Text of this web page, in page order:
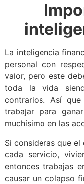
La inteligencia
personal con
valor, pero este
toda la vida
contrarios. Así
trabajar para
muchísimo en las
Si consideras que
cada servicio,
entonces trabajas
causar un colapso